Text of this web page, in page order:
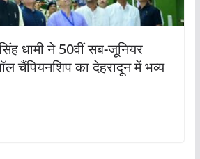
धामी ने 50वीं सब-जूनियर
चैंपियनशिप का देहरादून में भव्य